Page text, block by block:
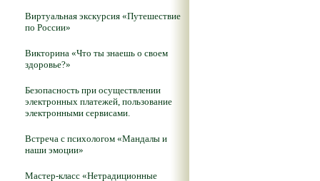
Виртуальная экскурсия «Путешествие
по России»
Викторина «Что ты знаешь о своем
здоровье?»
Безопасность при осуществлении
электронных платежей, пользование
электронными сервисами.
Встреча с психологом «Мандалы и
наши эмоции»
Мастер-класс «Нетрадиционные